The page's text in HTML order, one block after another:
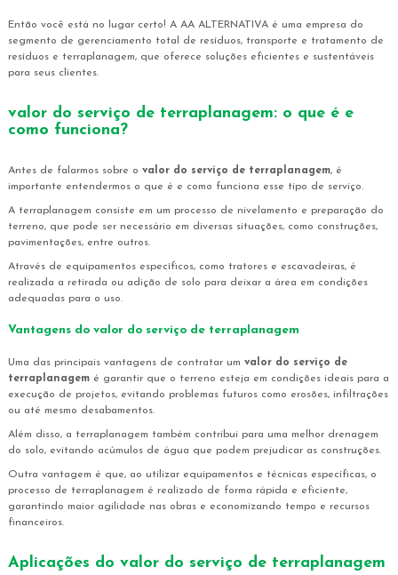
Então você está no lugar certo! A AA ALTERNATIVA é uma empresa do
segmento de gerenciamento total de resíduos, transporte e tratamento de
resíduos e terraplanagem, que oferece soluções eficientes e sustentáveis
para seus clientes.
valor do serviço de terraplanagem: o que é e
como funciona?
Antes de falarmos sobre o valor do serviço de terraplanagem, é
importante entendermos o que é e como funciona esse tipo de serviço.
A terraplanagem consiste em um processo de nivelamento e preparação do
terreno, que pode ser necessário em diversas situações, como construções,
pavimentações, entre outros.
Através de equipamentos específicos, como tratores e escavadeiras, é
realizada a retirada ou adição de solo para deixar a área em condições
adequadas para o uso.
Vantagens do valor do serviço de terraplanagem
Uma das principais vantagens de contratar um valor do serviço de
terraplanagem é garantir que o terreno esteja em condições ideais para a
execução de projetos, evitando problemas futuros como erosões, infiltrações
ou até mesmo desabamentos.
Além disso, a terraplanagem também contribui para uma melhor drenagem
do solo, evitando acúmulos de água que podem prejudicar as construções.
Outra vantagem é que, ao utilizar equipamentos e técnicas específicas, o
processo de terraplanagem é realizado de forma rápida e eficiente,
garantindo maior agilidade nas obras e economizando tempo e recursos
financeiros.
Aplicações do valor do serviço de terraplanagem